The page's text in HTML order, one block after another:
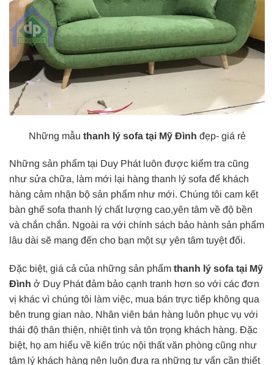
Những mẫu thanh lý sofa tại Mỹ Đình đẹp- giá rẻ
Những sản phẩm tại Duy Phát luôn được kiểm tra cũng
như sửa chữa, làm mới lại hàng thanh lý sofa để khách
hàng cảm nhận bộ sản phẩm như mới. Chúng tôi cam kết
bàn ghế sofa thanh lý chất lượng cao,yên tâm về độ bền
và chắn chắn. Ngoài ra với chính sách bảo hành sản phẩm
lâu dài sẽ mang đến cho bạn một sự yên tâm tuyệt đối.
Đặc biệt, giá cả của những sản phẩm thanh lý sofa tại Mỹ
Đình ở Duy Phát đảm bảo cạnh tranh hơn so với các đơn
vị khác vì chúng tôi làm việc, mua bán trực tiếp không qua
bên trung gian nào. Nhân viên bán hàng luôn phục vụ với
thái độ thân thiện, nhiệt tình và tôn trọng khách hàng. Đặc
biệt, họ am hiểu về kiến trúc nội thất văn phòng cũng như
tâm lý khách hàng nên luôn đưa ra những tư vấn cần thiết